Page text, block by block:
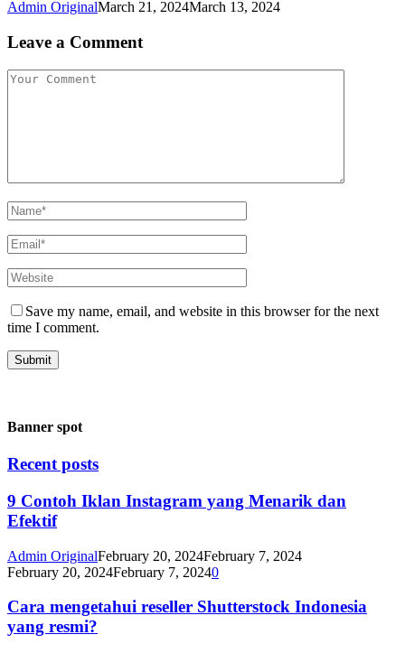
Admin OriginalMarch 21, 2024March 13, 2024
Leave a Comment
Save my name, email, and website in this browser for the next
time I comment.
Banner spot
Recent posts
9 Contoh Iklan Instagram yang Menarik dan
Efektif
Admin OriginalFebruary 20, 2024February 7, 2024
February 20, 2024February 7, 20240
Cara mengetahui reseller Shutterstock Indonesia
yang resmi?